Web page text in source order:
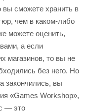
вы сможете хранить в
чем в каком-либо
можете оценить,
а если
магазинов, то вы не
без него. Но
закончились, вы
«Games Workshop»,
— это